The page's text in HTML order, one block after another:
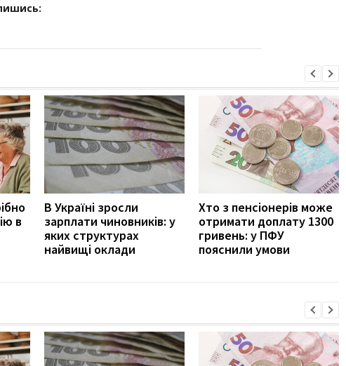
в
В Україні зросли
зарплати чиновників: у
яких структурах
найвищі оклади
Хто з пенсіонерів може
отримати доплату 1300
гривень: у ПФУ
пояснили умови